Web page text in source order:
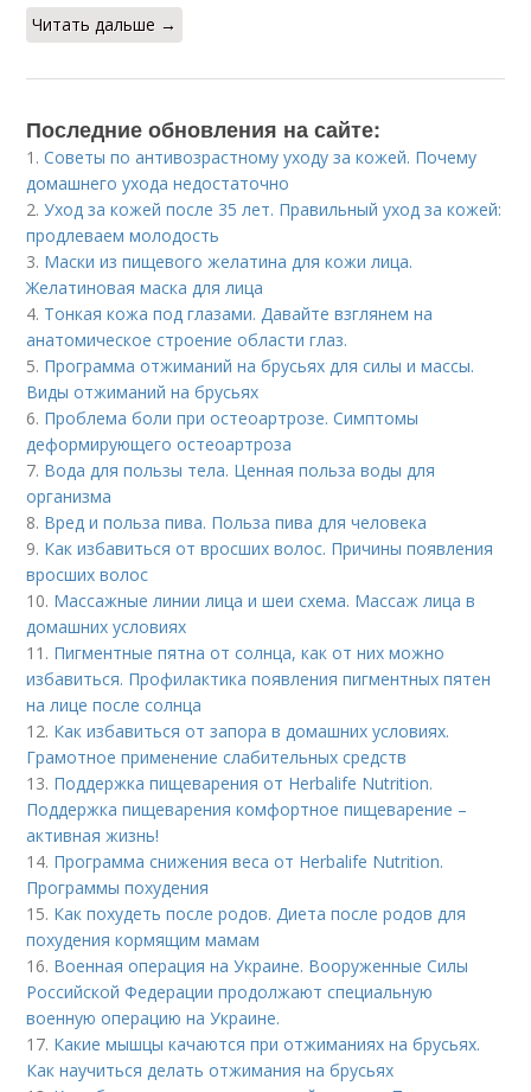
Читать дальше →
Последние обновления на сайте:
1.Советы по антивозрастному уходу за кожей. Почему
домашнего ухода недостаточно
2.Уход за кожей после 35 лет. Правильный уход за кожей:
продлеваем молодость
3. Маски из пищевого желатина для кожи лица.
Желатиновая маска для лица
4. Тонкая кожа под глазами. Давайте взглянем на
анатомическое строение области глаз.
5. Программа отжиманий на брусьях для силы и массы.
Виды отжиманий на брусьях
6. Проблема боли при остеоартрозе. Симптомы
деформирующего остеоартроза
7. Вода для пользы тела. Ценная польза воды для
организма
8. Вред и польза пива. Польза пива для человека
9. Как избавиться от вросших волос. Причины появления
вросших волос
10. Массажные линии лица и шеи схема. Массаж лица в
домашних условиях
11. Пигментные пятна от солнца, как от них можно
избавиться. Профилактика появления пигментных пятен
на лице после солнца
12. Как избавиться от запора в домашних условиях.
Грамотное применение слабительных средств
13. Поддержка пищеварения от Herbalife Nutrition.
Поддержка пищеварения комфортное пищеварение –
активная жизнь!
14. Программа снижения веса от Herbalife Nutrition.
Программы похудения
15. Как похудеть после родов. Диета после родов для
похудения кормящим мамам
16. Военная операция на Украине. Вооруженные Силы
Российской Федерации продолжают специальную
военную операцию на Украине.
17. Какие мышцы качаются при отжиманиях на брусьях.
Как научиться делать отжимания на брусьях